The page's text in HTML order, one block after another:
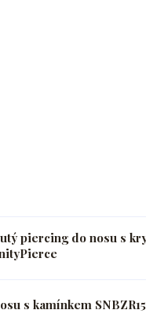
piercing do nosu s
s kamínkem